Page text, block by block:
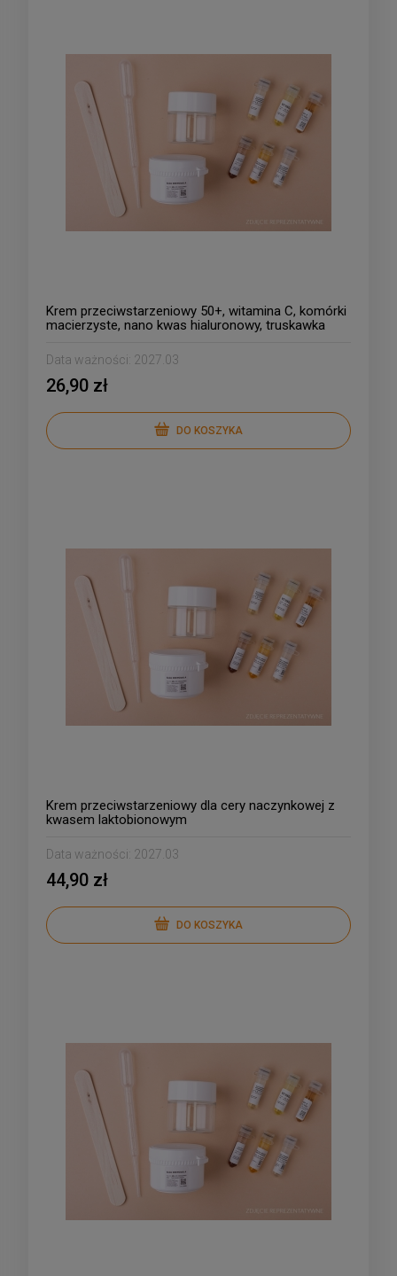
Krem przeciwstarzeniowy 50+, witamina C, komórki
macierzyste, nano kwas hialuronowy, truskawka
Data ważności: 2027.03
26,90 zł
DO KOSZYKA
Krem przeciwstarzeniowy dla cery naczynkowej z
kwasem laktobionowym
Data ważności: 2027.03
44,90 zł
DO KOSZYKA